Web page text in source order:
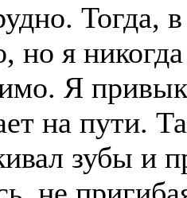
Тогда,
но я
Я
на пути.
зубы и